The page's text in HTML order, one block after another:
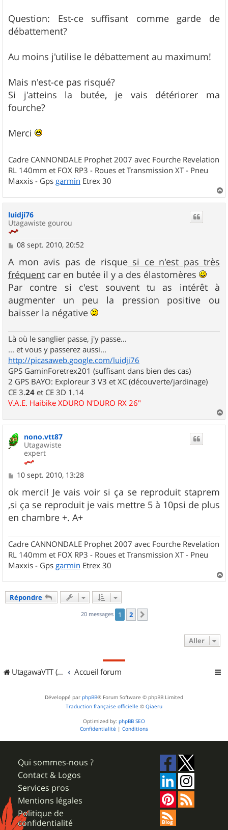
Question: Est-ce suffisant comme garde de
débattement?
Au moins j'utilise le débattement au maximum!
Mais n'est-ce pas risqué?
Si j'atteins la butée, je vais détériorer ma
fourche?
Merci
Cadre CANNONDALE Prophet 2007 avec Fourche Revelation
RL 140mm et FOX RP3 - Roues et Transmission XT - Pneu
Maxxis - Gps garmin Etrex 30
a
luidji76
Utagawiste gourou
M
s
a
g
e
08 sept. 2010, 20:52
A mon avis pas de risquesi ce n'est pas très
fréquent car en butée il y a des élastomères
Par contre si c'est souvent tu as intérêt à
augmenter un peu la pression positive ou
baisser la négative
Là où le sanglier passe, j'y passe...
... et vous y passerez aussi...
http://picasaweb.google.com/luidji76
GPS GaminForetrex201 (suffisant dans bien des cas)
2 GPS BAYO: Exploreur 3 V3 et XC (découverte/jardinage)
CE 3.24 et CE 3D 1.14
V.A.E. Haibike XDURO N'DURO RX 26"
a
nono.vtt87
Utagawiste
expert
M
s
s
a
g
e
10 sept. 2010, 13:28
ok merci! Je vais voir si ça se reproduit staprem
,si ça se reproduit je vais mettre 5 à 10psi de plus
en chambre +. A+
Cadre CANNONDALE Prophet 2007 avec Fourche Revelation
RL 140mm et FOX RP3 - Roues et Transmission XT - Pneu
Maxxis - Gps garmin Etrex 30
a
Répondre
20 messages 1 2
Aller
UtagawaVTT (Randos VTT et VTTAE avec traces GPS) Accueil forum
Développé par phpBB® Forum Software © phpBB Limited
Traduction française officielle © Qiaeru
Optimized by: phpBB SEO
Confidentialité | Conditions
Qui sommes-nous ?
Contact & Logos
Services pros
Mentions légales
Politique de
confidentialité